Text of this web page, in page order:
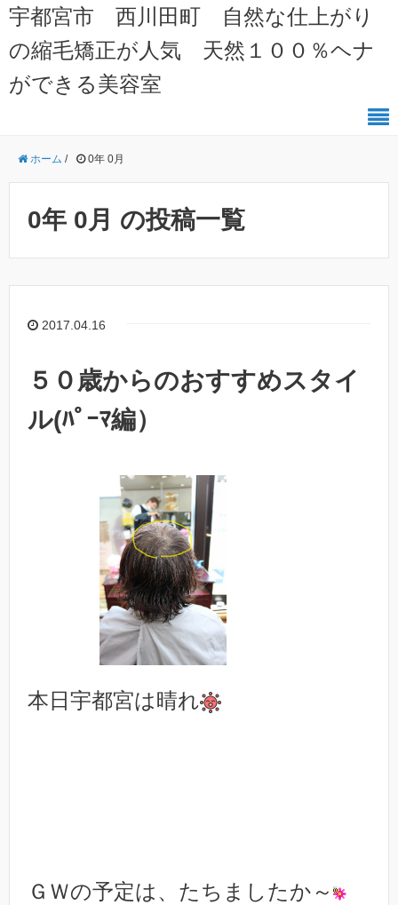
宇都宮市 西川田町 自然な仕上がり
の縮毛矯正が人気 天然１００％ヘナ
ができる美容室
ホーム / 0年 0月
0年 0月 の投稿一覧
2017.04.16
５０歳からのおすすめスタイ
ル(ﾊﾟｰﾏ編）
本日宇都宮は晴れ
ＧＷの予定は、たちましたか～